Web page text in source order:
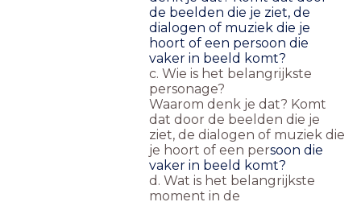
de beelden die je ziet, de
dialogen of muziek die je
hoort of een persoon die
vaker in beeld komt?
c. Wie is het belangrijkste
personage?
Waarom denk je dat? Komt
dat door de beelden die je
ziet, de dialogen of muziek die
je hoort of een persoon die
vaker in beeld komt?
d. Wat is het belangrijkste
moment in de